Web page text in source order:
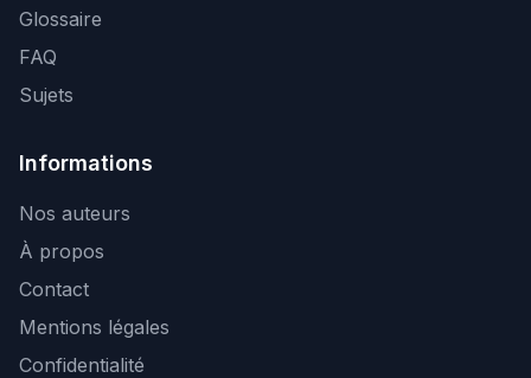
Glossaire
FAQ
Sujets
Informations
Nos auteurs
À propos
Contact
Mentions légales
Confidentialité